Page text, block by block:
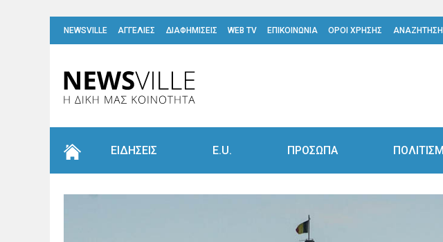
NEWSVILLE ΑΓΓΕΛΙΕΣ ΔΙΑΦΗΜΙΣΕΙΣ WEB TV ΕΠΙΚΟΙΝΩΝΙΑ ΟΡΟΙ ΧΡΗΣΗΣ ΑΝΑΖΗΤΗΣΗ
ΕΙΔΗΣΕΙΣ E.U. ΠΡΟΣΩΠΑ